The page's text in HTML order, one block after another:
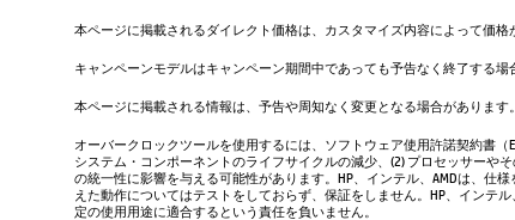
本ページに掲載されるダイレクト価格は、カスタマイズ内容によって価格
キャンペーンモデルはキャンペーン期間中であっても予告なく終了する場
本ページに掲載される情報は、予告や周知なく変更となる場合があります。
オーバークロックツールを使用するには、ソフトウェア使用許諾契約書
システム・コンポーネントのライフサイクルの減少、(2) プロセッサーや
の統一性に影響を与える可能性があります。HP、インテル、AMDは、仕
えた動作についてはテストをしておらず、保証をしません。HP、インテ
定の使用用途に適合するという責任を負いません。